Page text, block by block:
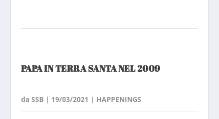
PAPA IN TERRA SANTA NEL 2009
da SSB| 19/03/2021 | HAPPENINGS